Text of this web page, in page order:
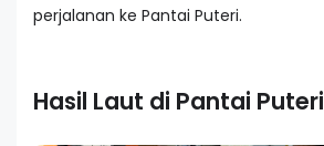
perjalanan ke Pantai Puteri.
Hasil Laut di Pantai Puteri